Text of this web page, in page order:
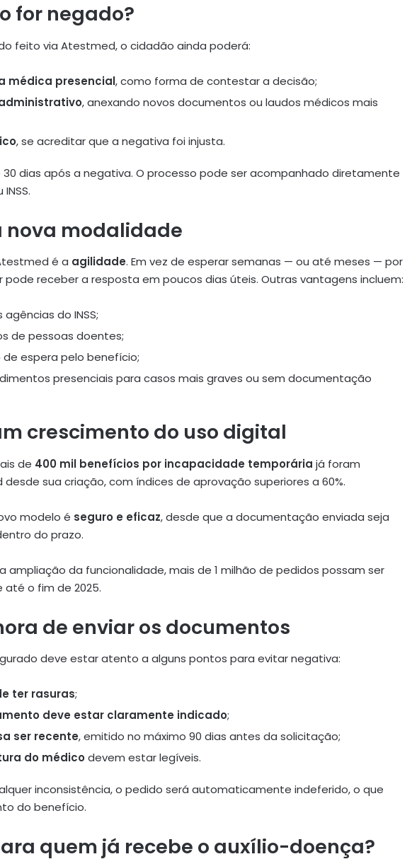
for negado?
feito via Atestmed, o cidadão ainda poderá:
médica presencial, como forma de contestar a decisão;
, anexando novos documentos ou laudos médicos mais
, se acreditar que a negativa foi injusta.
30 dias após a negativa. O processo pode ser acompanhado diretamente
nova modalidade
é a agilidade. Em vez de esperar semanas — ou até meses — por
receber a resposta em poucos dias úteis. Outras vantagens incluem:
do INSS;
de pessoas doentes;
espera pelo benefício;
presenciais para casos mais graves ou sem documentação
crescimento do uso digital
de 400 mil benefícios por incapacidade temporária já foram
sua criação, com índices de aprovação superiores a 60%.
modelo é seguro e eficaz, desde que a documentação enviada seja
do prazo.
ampliação da funcionalidade, mais de 1 milhão de pedidos possam ser
o fim de 2025.
de enviar os documentos
deve estar atento a alguns pontos para evitar negativa:
ter rasuras;
deve estar claramente indicado;
ser recente, emitido no máximo 90 dias antes da solicitação;
do médico devem estar legíveis.
inconsistência, o pedido será automaticamente indeferido, o que
do benefício.
quem já recebe o auxílio-doença?